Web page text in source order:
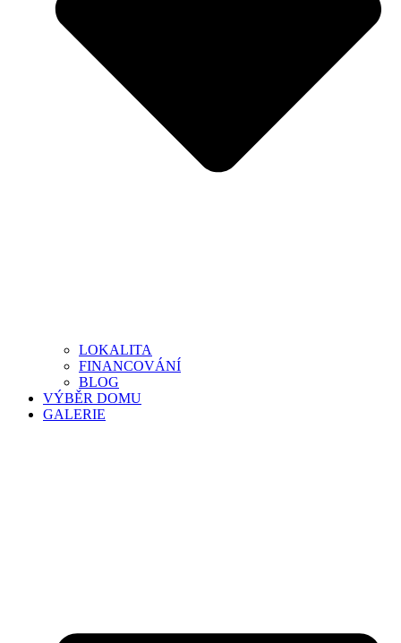
LOKALITA
FINANCOVÁNÍ
BLOG
VÝBĚR DOMU
GALERIE